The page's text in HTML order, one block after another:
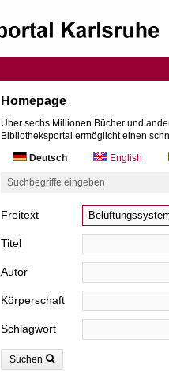
Homepage
Über sechs Millionen Bücher und
Bibliotheksportal ermöglicht einen
Deutsch
English
Suchbegriffe eingeben
Freitext
Titel
Autor
Körperschaft
Schlagwort
Suchen